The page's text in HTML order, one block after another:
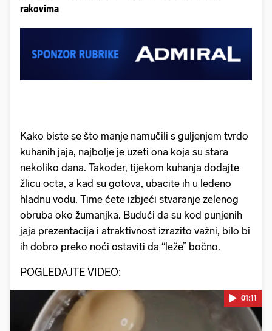
rakovima
Kako biste se što manje namučili s guljenjem tvrdo
kuhanih jaja, najbolje je uzeti ona koja su stara
nekoliko dana. Također, tijekom kuhanja dodajte
žlicu octa, a kad su gotova, ubacite ih u ledeno
hladnu vodu. Time ćete izbjeći stvaranje zelenog
obruba oko žumanjka. Budući da su kod punjenih
jaja prezentacija i atraktivnost izrazito važni, bilo bi
ih dobro preko noći ostaviti da “leže” bočno.
POGLEDAJTE VIDEO:
01:11